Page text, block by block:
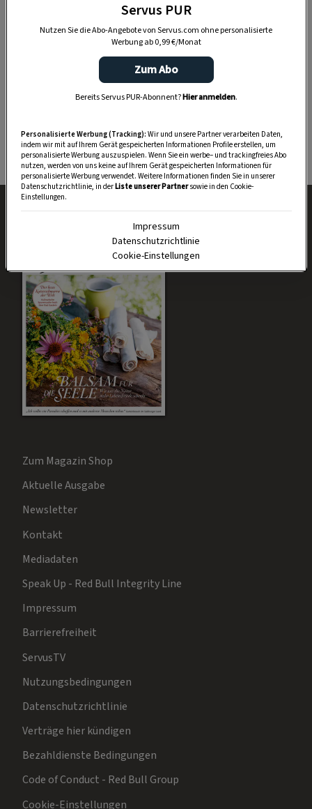
(Ersparnis über 10 % vom Einzelkauf)
oder erhalten Ihr Servusversandkostenfreinach
Hause geliefert und können Ihr Wunschdatum
Zum Magazin Shop
Aktuelle Ausgabe
Newsletter
Kontakt
Mediadaten
Speak Up - Red Bull Integrity Line
Impressum
Barrierefreiheit
ServusTV
Nutzungsbedingungen
Datenschutzrichtlinie
Verträge hier kündigen
Bezahldienste Bedingungen
Code of Conduct - Red Bull Group
Cookie-Einstellungen
Servus PUR
Nutzen Sie die Abo-Angebote von Servus.com ohne personalisierte
Werbung ab 0,99 €/Monat
Zum Abo
Bereits Servus PUR-Abonnent?Hier anmelden.
Personalisierte Werbung (Tracking): Wir und unsere Partner verarbeiten Daten,
indem wir mit auf Ihrem Gerät gespeicherten Informationen Profile erstellen, um
personalisierte Werbung auszuspielen. Wenn Sie ein werbe– und trackingfreies Abo
nutzen, werden von uns keine auf Ihrem Gerät gespeicherten Informationen für
personalisierte Werbung verwendet. Weitere Informationen finden Sie in unserer
Datenschutzrichtlinie, in derListe unserer Partnersowie in den Cookie-
Einstellungen.
Impressum
Datenschutzrichtlinie
Cookie-Einstellungen